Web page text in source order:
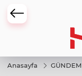
Anasayfa GÜNDEM